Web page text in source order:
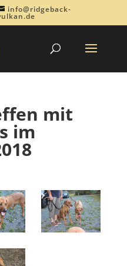
info@ridgeback-
mit
im